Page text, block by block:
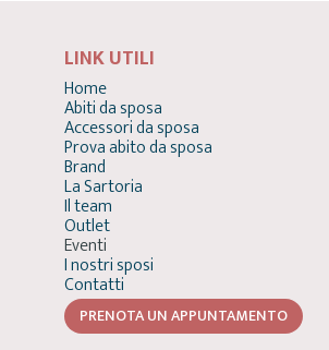
LINK UTILI
Home
Abiti da sposa
Accessori da sposa
Prova abito da sposa
Brand
La Sartoria
Il team
Outlet
Eventi
I nostri sposi
Contatti
PRENOTA UN APPUNTAMENTO